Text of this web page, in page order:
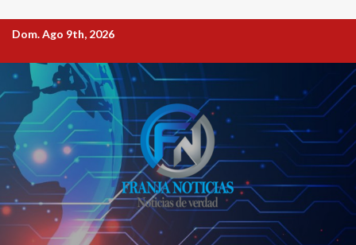
Dom. Ago 9th, 2026